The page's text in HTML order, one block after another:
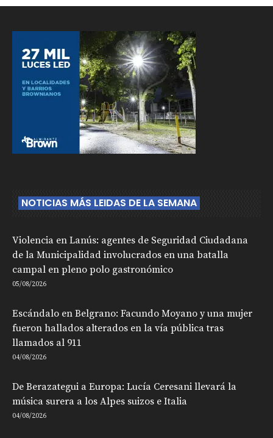
NOTICIAS MÁS LEIDAS DE LA SEMANA
Violencia en Lanús: agentes de Seguridad Ciudadana
de la Municipalidad involucrados en una batalla
campal en pleno polo gastronómico
05/08/2026
Escándalo en Belgrano: Facundo Moyano y una mujer
fueron hallados alterados en la vía pública tras
llamados al 911
04/08/2026
De Berazategui a Europa: Lucía Ceresani llevará la
música surera a los Alpes suizos e Italia
04/08/2026